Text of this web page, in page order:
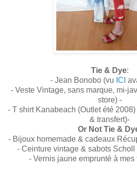
Tie & Dye:
- Jean Bonobo (vu ICI
- Veste Vintage, sans marque, mi-
store) -
- T shirt Kanabeach (Outlet été
& transfert)-
Or Not Tie &
- Bijoux homemade & cadeaux
- Ceinture vintage & sabots Scholl
- Vernis jaune emprunté à